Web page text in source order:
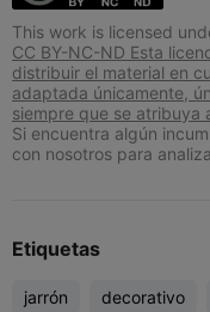
This work is licensed
CC BY-NC-ND Esta
distribuir el material en
adaptada únicamente,
siempre que se atribuya
Si encuentra algún
con nosotros para
Etiquetas
jarrón decorativo